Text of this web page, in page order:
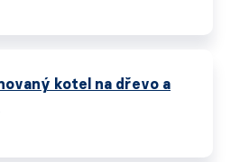
kotel na dřevo a